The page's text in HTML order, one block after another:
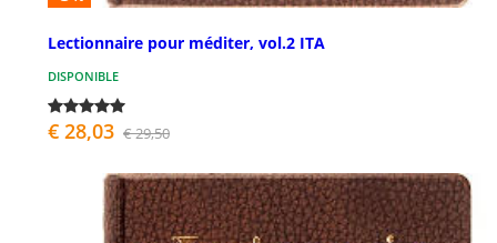
Lectionnaire pour méditer, vol.2 ITA
DISPONIBLE
€ 28,03 € 29,50